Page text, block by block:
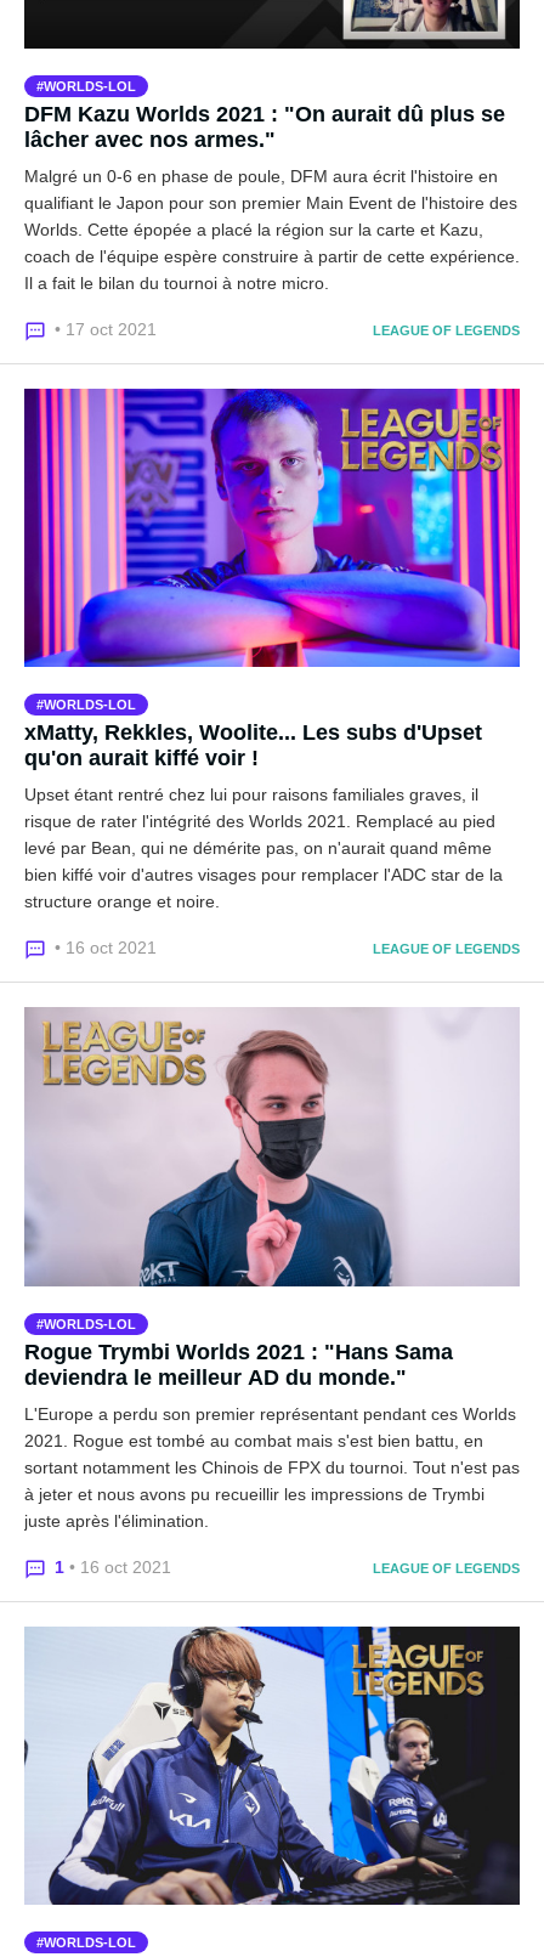
WORLDS-LOL
DFM Kazu Worlds 2021 : "On aurait dû plus se
lâcher avec nos armes."
Malgré un 0-6 en phase de poule, DFM aura écrit l'histoire en
qualifiant le Japon pour son premier Main Event de l'histoire des
Worlds. Cette épopée a placé la région sur la carte et Kazu,
coach de l'équipe espère construire à partir de cette expérience.
Il a fait le bilan du tournoi à notre micro.
• 17 oct 2021 LEAGUE OF LEGENDS
WORLDS-LOL
xMatty, Rekkles, Woolite... Les subs d'Upset
qu'on aurait kiffé voir !
Upset étant rentré chez lui pour raisons familiales graves, il
risque de rater l'intégrité des Worlds 2021. Remplacé au pied
levé par Bean, qui ne démérite pas, on n'aurait quand même
bien kiffé voir d'autres visages pour remplacer l'ADC star de la
structure orange et noire.
• 16 oct 2021 LEAGUE OF LEGENDS
WORLDS-LOL
Rogue Trymbi Worlds 2021 : "Hans Sama
deviendra le meilleur AD du monde."
L'Europe a perdu son premier représentant pendant ces Worlds
2021. Rogue est tombé au combat mais s'est bien battu, en
sortant notamment les Chinois de FPX du tournoi. Tout n'est pas
à jeter et nous avons pu recueillir les impressions de Trymbi
juste après l'élimination.
1 • 16 oct 2021 LEAGUE OF LEGENDS
WORLDS-LOL